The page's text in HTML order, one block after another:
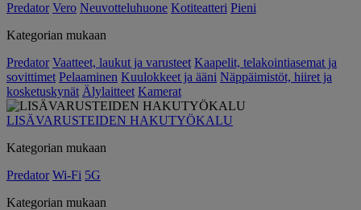
Predator Vero Neuvotteluhuone Kotiteatteri Pieni
Kategorian mukaan
Predator Vaatteet, laukut ja varusteet Kaapelit, telakointiasemat ja
sovittimet Pelaaminen Kuulokkeet ja ääni Näppäimistöt, hiiret ja
kosketuskynät Älylaitteet Kamerat
LISÄVARUSTEIDEN HAKUTYÖKALU
Kategorian mukaan
Predator Wi-Fi 5G
Kategorian mukaan